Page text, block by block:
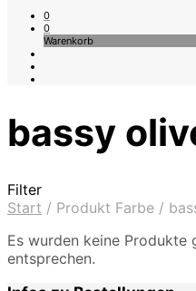
0
0
Warenkorb
bassy
Filter
Start / Produkt Farbe /
Es wurden keine Produkte
entsprechen.